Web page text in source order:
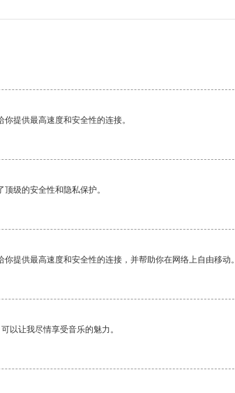
提供最高速度和安全性的连接。
级的安全性和隐私保护。
提供最高速度和安全性的连接，并帮助你在网络上自由移动。
以让我尽情享受音乐的魅力。